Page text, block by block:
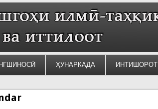
ҲУНАРКАДА ИНТИШОРОТ